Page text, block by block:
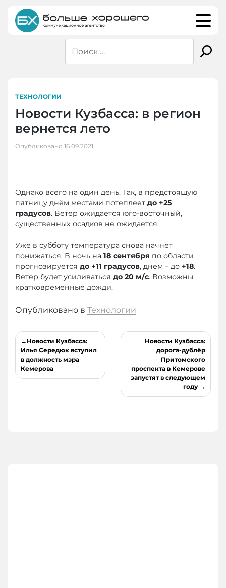
content
ТЕХНОЛОГИИ
Новости Кузбасса: в регион
вернется лето
Опубликовано 16.09.2021
Однако всего на один день. Так, в предстоящую
пятницу днём местами потеплеет до +25
градусов. Ветер ожидается юго-восточный,
существенных осадков не ожидается.
Уже в субботу температура снова начнёт
понижаться. В ночь на 18 сентября по области
прогнозируется до +11 градусов, днем – до +18.
Ветер будет усиливаться до 20 м/с. Возможны
кратковременные дожди.
Опубликовано в Технологии
Навигация
по
записям
Новости Кузбасса:
Илья Середюк вступил
в должность мэра
Кемерова
Новости Кузбасса:
дорога-дублёр
Притомского
проспекта в Кемерове
запустят в следующем
году